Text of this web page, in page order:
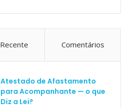
Recente Comentários
Atestado de Afastamento
para Acompanhante — o que
Diz a Lei?